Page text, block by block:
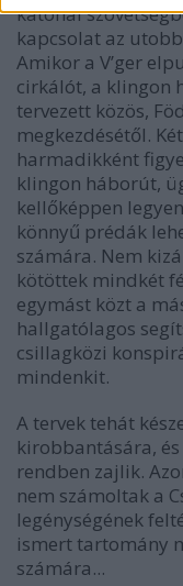
katonai
kapcsolat az
Amikor a V’ger
cirkálót, a klingon
tervezett közös,
megkezdésétől.
harmadikként
klingon háborút,
kellőképpen
könnyű prédák
számára. Nem
kötöttek mindkét
egymást közt a
hallgatólagos
csillagközi
mindenkit.
A tervek tehát
kirobbantására,
rendben zajlik.
nem számoltak a
legénységének
ismert tartomány
számára...